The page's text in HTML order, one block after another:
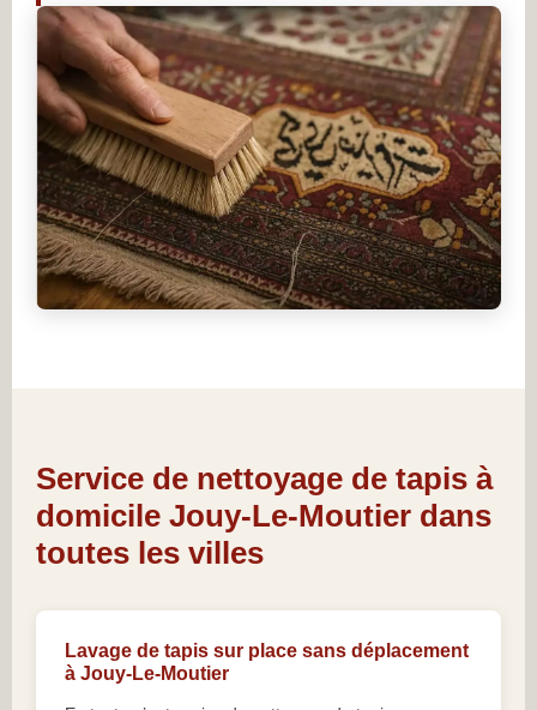
Service de nettoyage de tapis à
domicile Jouy-Le-Moutier dans
toutes les villes
Lavage de tapis sur place sans déplacement
à Jouy-Le-Moutier